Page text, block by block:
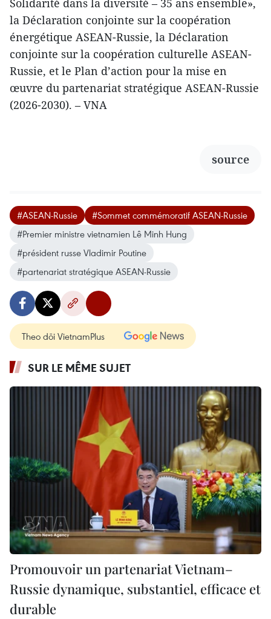
la Déclaration conjointe sur la coopération
énergétique ASEAN-Russie, la Déclaration
conjointe sur la coopération culturelle ASEAN-
Russie, et le Plan d’action pour la mise en
œuvre du partenariat stratégique ASEAN-Russie
(2026-2030). – VNA
source
#ASEAN-Russie
#Sommet commémoratif ASEAN-Russie
#Premier ministre vietnamien Lê Minh Hung
#président russe Vladimir Poutine
#partenariat stratégique ASEAN-Russie
Theo dõi VietnamPlus
SUR LE MÊME SUJET
Promouvoir un partenariat Vietnam–
Russie dynamique, substantiel, efficace et
durable